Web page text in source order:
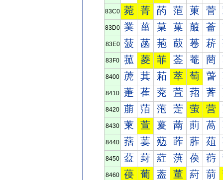
83C0 菀 菁 菂 菃 菄 菅
83D0 菐 菑 菒 菓 菔 菕
83E0 菠 菡 菢 菣 菤 菥
83F0 菰 菱 菲 菳 菴 菵
8400 萀 萁 萂 萃 萄 萅
8410 萐 萑 萒 萓 萔 萕
8420 萠 萡 萢 萣 萤 营
8430 萰 萱 萲 萳 萴 萵
8440 葀 葁 葂 葃 葄 葅
8450 葐 葑 葒 葓 葔 葕
8460 葠 葡 葢 董 葤 葥